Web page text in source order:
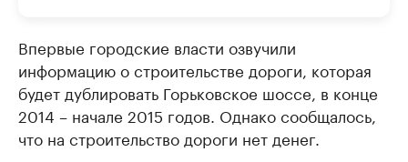
Впервые городские власти озвучили
информацию о строительстве дороги, которая
будет дублировать Горьковское шоссе, в конце
2014 – начале 2015 годов. Однако сообщалось,
что на строительство дороги нет денег.